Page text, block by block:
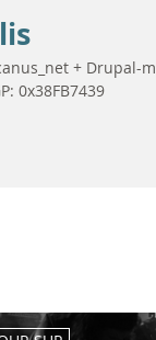
+ Drupal-
0x38FB7439